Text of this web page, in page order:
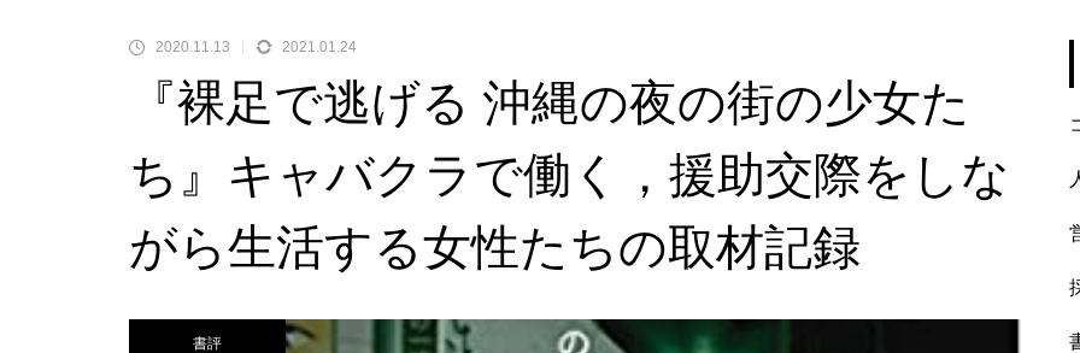
2020.11.13 2021.01.24
『裸足で逃げる 沖縄の夜の街の少女た
ち』キャバクラで働く，援助交際をしな
がら生活する女性たちの取材記録
書評